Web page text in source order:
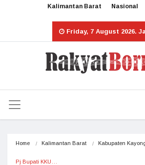
Kalimantan Barat Nasional
Friday, 7 August 2026.
Home Kalimantan Barat Kabupaten
Pj Bupati KKU…